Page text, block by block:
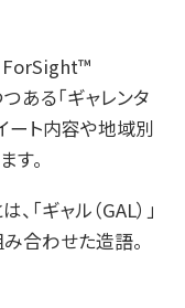
ForSight™
ある「ギャレンタ
ート内容や地域別
す。
「ギャル（GAL）」
み合わせた造語。